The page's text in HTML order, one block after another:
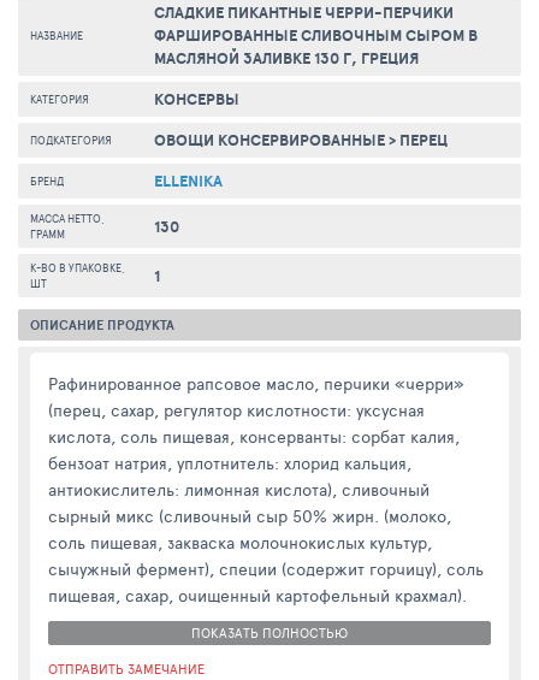
НАЗВАНИЕ
СЛАДКИЕ ПИКАНТНЫЕ ЧЕРРИ-ПЕРЧИКИ
ФАРШИРОВАННЫЕ СЛИВОЧНЫМ СЫРОМ В
МАСЛЯНОЙ ЗАЛИВКЕ 130 Г, ГРЕЦИЯ
КАТЕГОРИЯ КОНСЕРВЫ
ПОДКАТЕГОРИЯ ОВОЩИ КОНСЕРВИРОВАННЫЕ> ПЕРЕЦ
БРЕНД ELLENIKA
МАССА НЕТТО,
ГРАММ
130
К-ВО В УПАКОВКЕ,
ШТ
1
ОПИСАНИЕ ПРОДУКТА
Рафинированное рапсовое масло, перчики «черри»
(перец, сахар, регулятор кислотности: уксусная
кислота, соль пищевая, консерванты: сорбат калия,
бензоат натрия, уплотнитель: хлорид кальция,
антиокислитель: лимонная кислота), сливочный
сырный микс (сливочный сыр 50% жирн. (молоко,
соль пищевая, закваска молочнокислых культур,
сычужный фермент), специи (содержит горчицу), соль
пищевая, сахар, очищенный картофельный крахмал).
ПОКАЗАТЬ ПОЛНОСТЬЮ
ОТПРАВИТЬ ЗАМЕЧАНИЕ